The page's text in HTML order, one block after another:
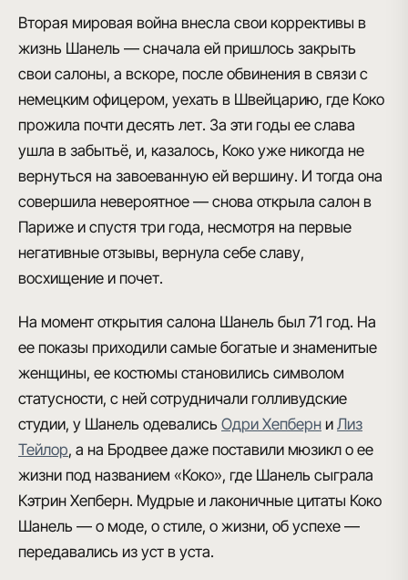
Вторая мировая война внесла свои коррективы в
жизнь Шанель — сначала ей пришлось закрыть
свои салоны, а вскоре, после обвинения в связи с
немецким офицером, уехать в Швейцарию, где Коко
прожила почти десять лет. За эти годы ее слава
ушла в забытьё, и, казалось, Коко уже никогда не
вернуться на завоеванную ей вершину. И тогда она
совершила невероятное — снова открыла салон в
Париже и спустя три года, несмотря на первые
негативные отзывы, вернула себе славу,
восхищение и почет.
На момент открытия салона Шанель был 71 год. На
ее показы приходили самые богатые и знаменитые
женщины, ее костюмы становились символом
статусности, с ней сотрудничали голливудские
студии, у Шанель одевались Одри Хепберн и Лиз
Тейлор, а на Бродвее даже поставили мюзикл о ее
жизни под названием «Коко», где Шанель сыграла
Кэтрин Хепберн. Мудрые и лаконичные цитаты Коко
Шанель — о моде, о стиле, о жизни, об успехе —
передавались из уст в уста.